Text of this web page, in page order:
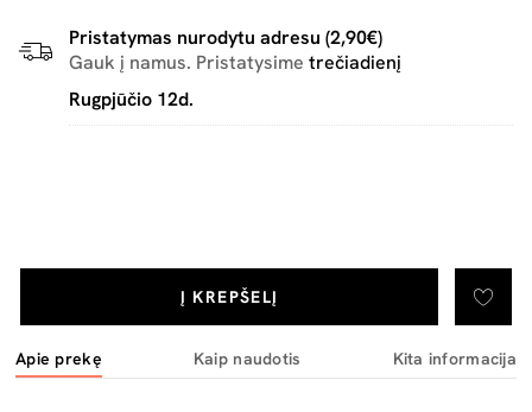
Į KREPŠELĮ
Pristatymas nurodytu adresu (2,90€)
Gauk į namus. Pristatysime trečiadienį
Rugpjūčio 12d.
Apie prekę Kaip naudotis Kita informacija